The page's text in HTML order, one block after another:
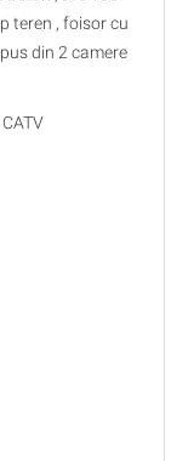
teren , foisor cu
din 2 camere